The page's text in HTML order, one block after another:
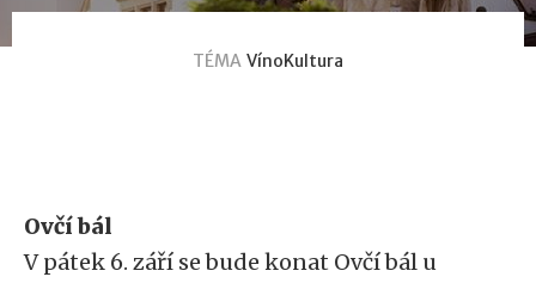
TÉMA VínoKultura
Ovčí bál
V pátek 6. září se bude konat Ovčí bál u